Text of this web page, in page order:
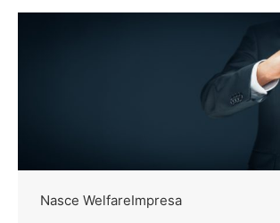
Nasce WelfareImpresa